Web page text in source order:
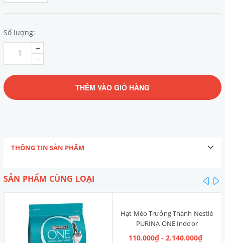
Số lượng:
-
+
THÊM VÀO GIỎ HÀNG
THÔNG TIN SẢN PHẨM
SẢN PHẨM CÙNG LOẠI
Hạt Mèo Trưởng Thành Nestlé
PURINA ONE Indoor
Advantage [Vị Gà]
110.000₫ - 2.140.000₫